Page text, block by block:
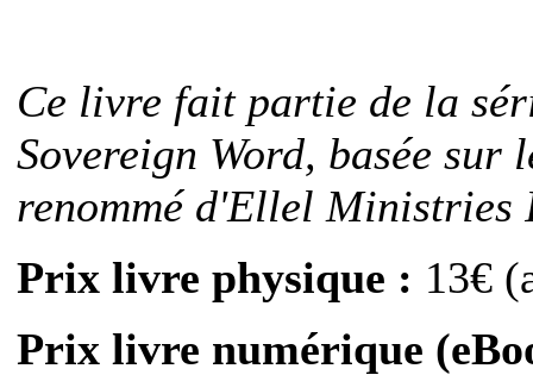
Ce livre fait partie de la
Sovereign Word, basée sur
renommé d'Ellel
Prix livre physique : 13€
Prix livre numérique